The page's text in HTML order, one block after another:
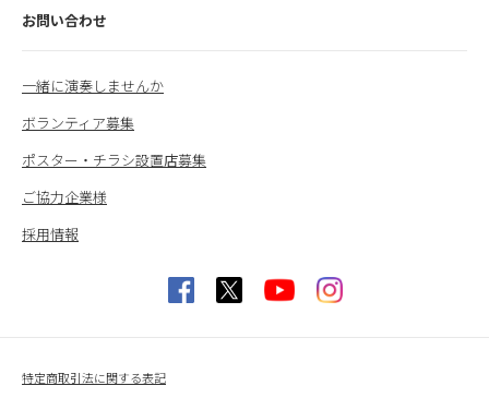
お問い合わせ
一緒に演奏しませんか
ボランティア募集
ポスター・チラシ設置店募集
ご協力企業様
採用情報
特定商取引法に関する表記